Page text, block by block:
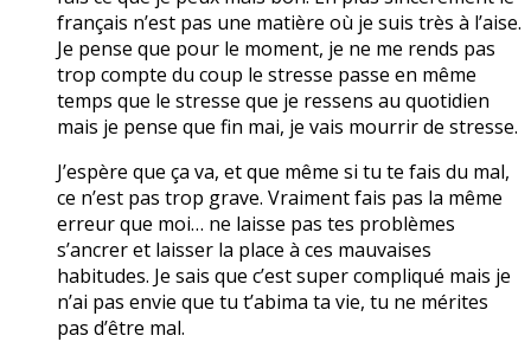
français n’est pas une matière où je suis très à l’aise.
Je pense que pour le moment, je ne me rends pas
trop compte du coup le stresse passe en même
temps que le stresse que je ressens au quotidien
mais je pense que fin mai, je vais mourrir de stresse.
J’espère que ça va, et que même si tu te fais du mal,
ce n’est pas trop grave. Vraiment fais pas la même
erreur que moi… ne laisse pas tes problèmes
s’ancrer et laisser la place à ces mauvaises
habitudes. Je sais que c’est super compliqué mais je
n’ai pas envie que tu t’abima ta vie, tu ne mérites
pas d’être mal.